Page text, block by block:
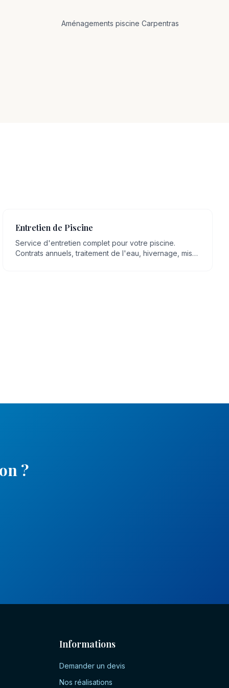
Aménagements piscine Carpentras
Entretien de Piscine
Service d'entretien complet pour votre piscine.
Contrats annuels, traitement de l'eau, hivernage, mise
?
Informations
Demander un devis
Nos réalisations